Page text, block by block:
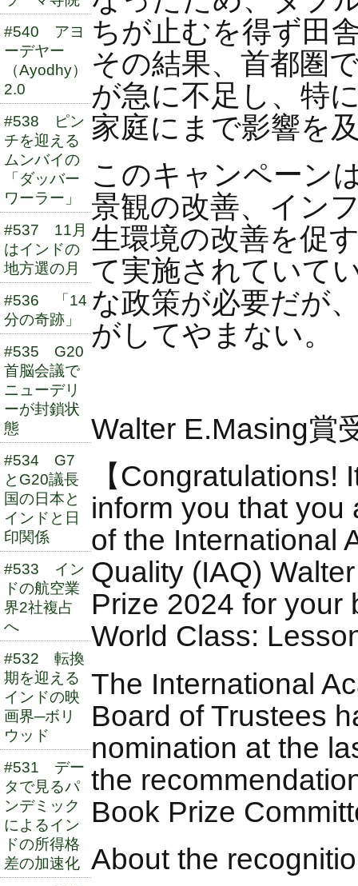
#540 アヨ
ーデヤー
（Ayodhy）
2.0
#538 ピン
チを迎える
ムンバイの
「ダッバー
ワーラー」
#537 11月
はインドの
地方選の月
#536 「14
分の奇跡」
#535 G20
首脳会議で
ニューデリ
ーが封鎖状
態
#534 G7
とG20議長
国の日本と
インドと日
印関係
#533 イン
ドの航空業
界2社複占
へ
#532 転換
期を迎える
インドの映
画界─ボリ
ウッド
#531 デー
タで見るパ
ンデミック
によるイン
ドの所得格
差の加速化
ちが止むを得ず田
その結果、首都圏
が急に不足し、特
家庭にまで影響を
このキャンペーン
景観の改善、イン
生環境の改善を促
て実施されていて
な政策が必要だが
がしてやまない。
Walter E.Masing賞
【Congratulations!
inform you that you
of the International
Quality (IAQ)
Prize 2024 for your
World Class:
The International
Board of Trustees
nomination at the
the
Book Prize
About the